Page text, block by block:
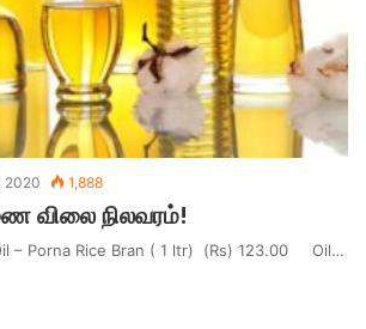
2020 1,888
நிலவரம்!
Rice Bran ( 1 ltr) (Rs) 123.00 Oil…